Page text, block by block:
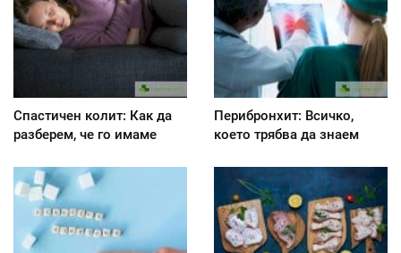
Спастичен колит: Как да
разберем, че го имаме
Перибронхит: Всичко,
което трябва да знаем